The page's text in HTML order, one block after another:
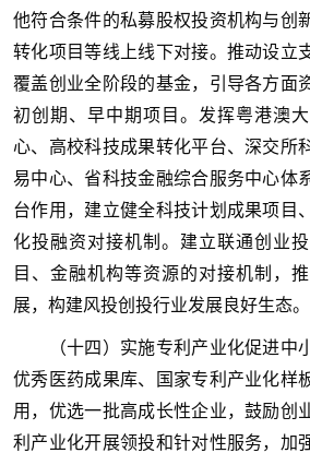
他符合条件的私募股权投资机构与创
转化项目等线上线下对接。推动设立
覆盖创业全阶段的基金，引导各方面
初创期、早中期项目。发挥粤港澳
心、高校科技成果转化平台、深交所
易中心、省科技金融综合服务中心体
台作用，建立健全科技计划成果项目
化投融资对接机制。建立联通创业
目、金融机构等资源的对接机制，
展，构建风投创投行业发展良好生态。
（十四）实施专利产业化促进中
优秀医药成果库、国家专利产业化样
用，优选一批高成长性企业，鼓励创
利产业化开展领投和针对性服务，加